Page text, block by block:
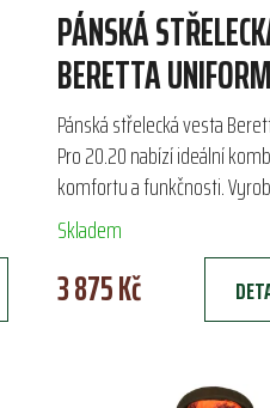
PÁNSKÁ
BERETTA
20.20
Pánská střelecká vesta
Pro 20.20 nabízí ideální
komfortu a funkčnosti.
prodyšné 3D síťoviny a
poskytuje volnost pohybu
Skladem
3 875 Kč